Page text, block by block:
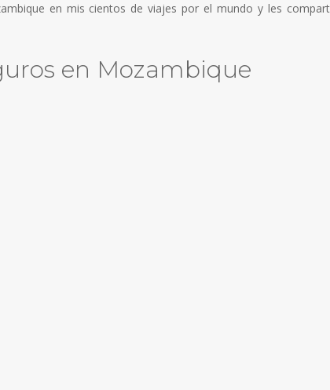
en mis cientos de viajes por el mundo y les
en Mozambique